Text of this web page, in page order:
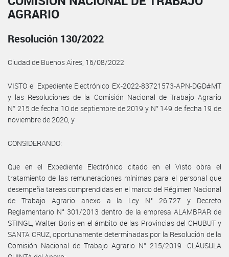
AGRARIO
Resolución 130/2022
Ciudad de Buenos Aires, 16/08/2022
VISTO el Expediente Electrónico EX-2022-83721573-APN-DGD#MT
y las Resoluciones de la Comisión Nacional de Trabajo Agrario
N° 215 de fecha 10 de septiembre de 2019 y N° 149 de fecha 19 de
noviembre de 2020, y
CONSIDERANDO:
Que en el Expediente Electrónico citado en el Visto obra el
tratamiento de las remuneraciones mínimas para el personal que
desempeña tareas comprendidas en el marco del Régimen Nacional
de Trabajo Agrario anexo a la Ley N° 26.727 y Decreto
Reglamentario N° 301/2013 dentro de la empresa ALAMBRAR de
STINGL, Walter Boris en el ámbito de las Provincias del CHUBUT y
SANTA CRUZ, oportunamente determinadas por la Resolución de la
Comisión Nacional de Trabajo Agrario N° 215/2019 -CLÁUSULA